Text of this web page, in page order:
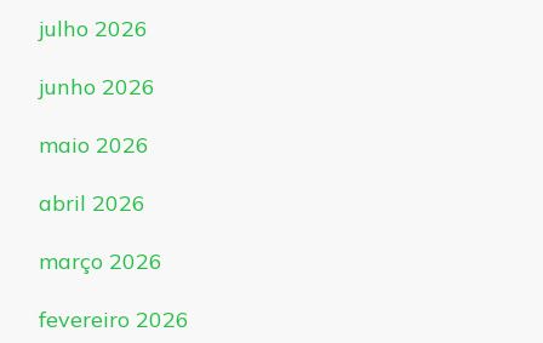
julho 2026
junho 2026
maio 2026
abril 2026
março 2026
fevereiro 2026